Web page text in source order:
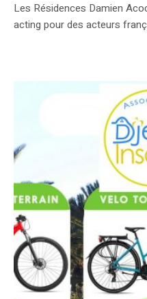
Les Résidences Damien
acting pour des acteurs